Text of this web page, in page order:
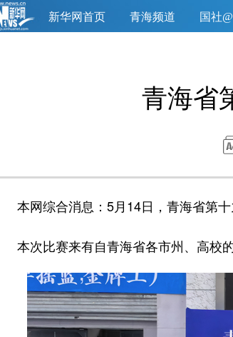
新华网首页 青海频道 国社
青海省
本网综合消息：5月14日，青海省第十
本次比赛来有自青海省各市州、高校的